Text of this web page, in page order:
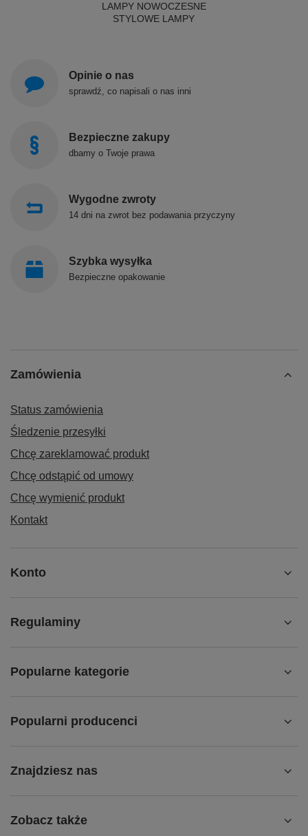
LAMPY NOWOCZESNE
STYLOWE LAMPY
Opinie o nas
sprawdź, co napisali o nas inni
Bezpieczne zakupy
dbamy o Twoje prawa
Wygodne zwroty
14 dni na zwrot bez podawania przyczyny
Szybka wysyłka
Bezpieczne opakowanie
Zamówienia
Status zamówienia
Śledzenie przesyłki
Chcę zareklamować produkt
Chcę odstąpić od umowy
Chcę wymienić produkt
Kontakt
Konto
Regulaminy
Popularne kategorie
Popularni producenci
Znajdziesz nas
Zobacz także